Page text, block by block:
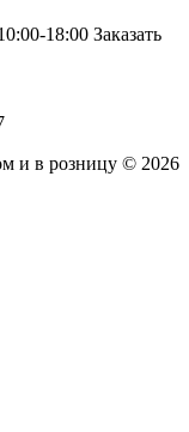
18:00 Заказать
и в розницу © 2026